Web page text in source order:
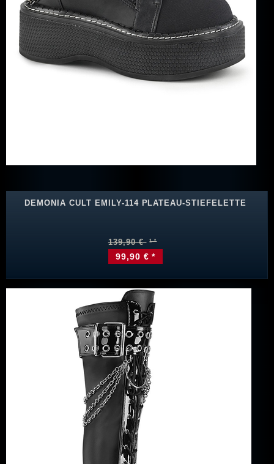
DEMONIA CULT EMILY-114 PLATEAU-STIEFELETTE
139,90 €
99,90 € *